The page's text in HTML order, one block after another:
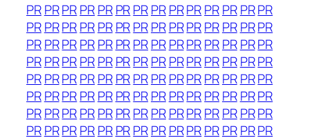
PRPRPRPRPR PRPRPRPRPRPRPR PRPR
PRPRPRPRPR PRPRPRPRPRPRPR PRPR
PRPRPRPRPR PRPRPRPRPRPRPR PRPR
PRPRPRPRPR PRPRPRPRPRPRPR PRPR
PRPRPRPRPR PRPRPRPRPRPRPR PRPR
PRPRPRPRPR PRPRPRPRPRPRPR PRPR
PRPRPRPRPR PRPRPRPRPRPRPR PRPR
PRPRPRPRPR PRPRPRPRPRPRPR PRPR